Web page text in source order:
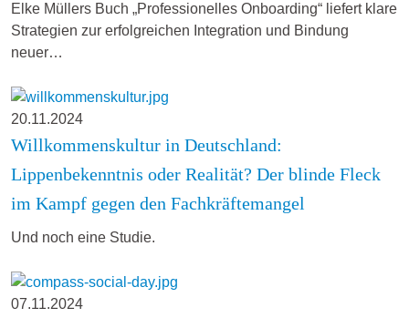
Elke Müllers Buch „Professionelles Onboarding“ liefert klare
Strategien zur erfolgreichen Integration und Bindung
neuer…
20.11.2024
Willkommenskultur in Deutschland:
Lippenbekenntnis oder Realität? Der blinde Fleck
im Kampf gegen den Fachkräftemangel
Und noch eine Studie.
07.11.2024